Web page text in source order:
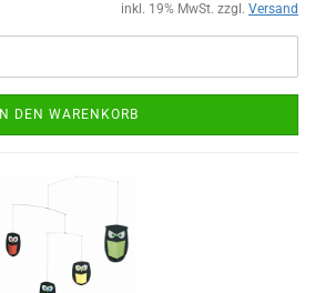
inkl. 19% MwSt. zzgl. Versand
IN DEN WARENKORB